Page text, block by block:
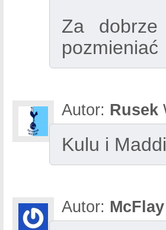
Za
pozmieniać
Autor: Rusek
Kulu i
Autor: McFlay